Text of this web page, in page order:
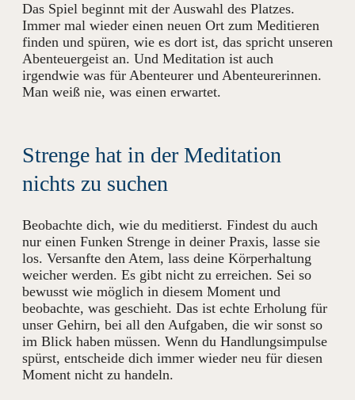
Das Spiel beginnt mit der Auswahl des Platzes.
Immer mal wieder einen neuen Ort zum Meditieren
finden und spüren, wie es dort ist, das spricht unseren
Abenteuergeist an. Und Meditation ist auch
irgendwie was für Abenteurer und Abenteurerinnen.
Man weiß nie, was einen erwartet.
Strenge hat in der Meditation
nichts zu suchen
Beobachte dich, wie du meditierst. Findest du auch
nur einen Funken Strenge in deiner Praxis, lasse sie
los. Versanfte den Atem, lass deine Körperhaltung
weicher werden. Es gibt nicht zu erreichen. Sei so
bewusst wie möglich in diesem Moment und
beobachte, was geschieht. Das ist echte Erholung für
unser Gehirn, bei all den Aufgaben, die wir sonst so
im Blick haben müssen. Wenn du Handlungsimpulse
spürst, entscheide dich immer wieder neu für diesen
Moment nicht zu handeln.